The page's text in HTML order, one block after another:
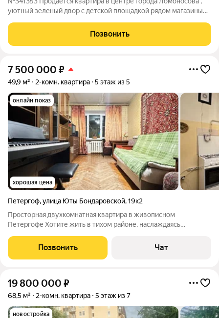
уютный зеленый двор с детской площадкой рядом магазины
теплая ,солнечная, в хорошем состоянии ,комнаты
изолированные ,окна выходят
Позвонить
7 500 000 ₽
49,9 м² 2-комн. квартира 5 этаж из 5
онлайн показ
хорошая цена
Петергоф,улица Юты Бондаровской,19к2
Просторная двухкомнатная квартира в живописном
Петергофе Хотите жить в тихом районе, наслаждаясь
Представляем вашему вниманию просторную 2-комнатную
квартиру по адресу: город Санкт-Петербург,
Позвонить Чат
19 800 000 ₽
68,5 м² 2-комн. квартира 5 этаж из 7
новостройка